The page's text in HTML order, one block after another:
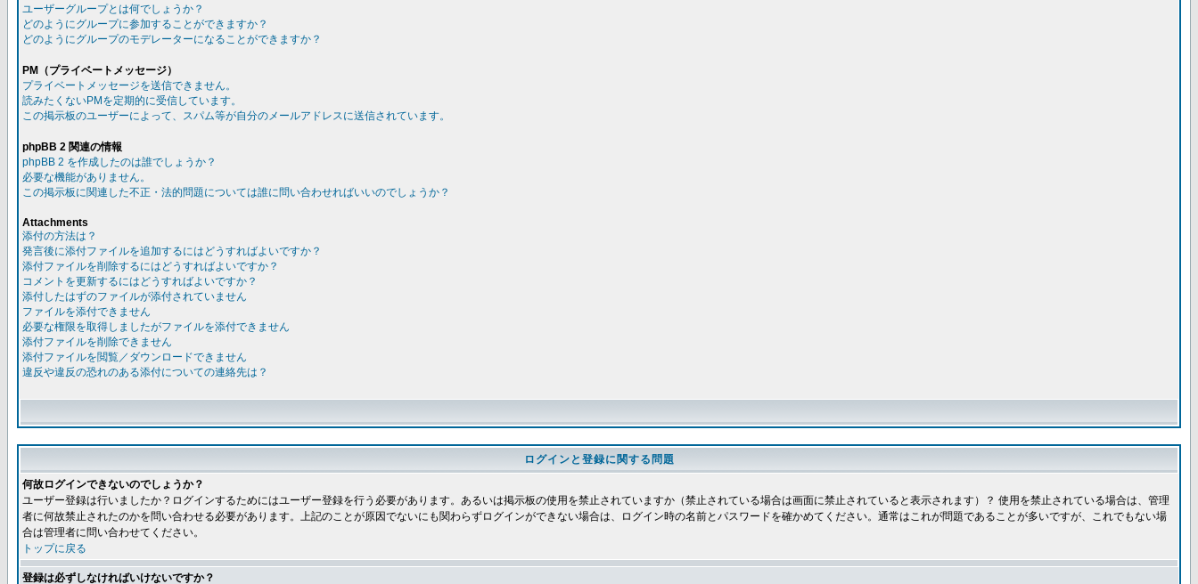
ユーザーグループとは何でしょうか？
どのようにグループに参加することができますか？
どのようにグループのモデレーターになることができますか？
PM（プライベートメッセージ）
プライベートメッセージを送信できません。
読みたくないPMを定期的に受信しています。
この掲示板のユーザーによって、スパム等が自分のメールアドレスに送信されています。
phpBB 2 関連の情報
phpBB 2 を作成したのは誰でしょうか？
必要な機能がありません。
この掲示板に関連した不正・法的問題については誰に問い合わせればいいのでしょうか？
Attachments
添付の方法は？
発言後に添付ファイルを追加するにはどうすればよいですか？
添付ファイルを削除するにはどうすればよいですか？
コメントを更新するにはどうすればよいですか？
添付したはずのファイルが添付されていません
ファイルを添付できません
必要な権限を取得しましたがファイルを添付できません
添付ファイルを削除できません
添付ファイルを閲覧／ダウンロードできません
違反や違反の恐れのある添付についての連絡先は？
ログインと登録に関する問題
何故ログインできないのでしょうか？
ユーザー登録は行いましたか？ログインするためにはユーザー登録を行う必要があります。あるいは掲示板の使用を禁止されていますか（禁止されている場合は画面に禁止されていると表示されます）？ 使用を禁止されている場合は、管理
者に何故禁止されたのかを問い合わせる必要があります。上記のことが原因でないにも関わらずログインができない場合は、ログイン時の名前とパスワードを確かめてください。通常はこれが問題であることが多いですが、これでもない場
合は管理者に問い合わせてください。
トップに戻る
登録は必ずしなければいけないですか？